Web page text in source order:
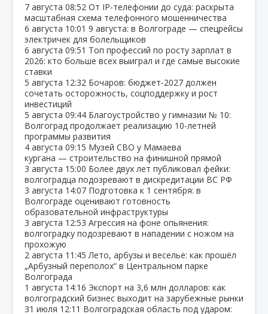
7 августа 08:52 От IP‑телефонии до суда: раскрыта
масштабная схема телефонного мошенничества
6 августа 10:01 9 августа: в Волгограде — спецрейсы
электричек для болельщиков
6 августа 09:51 Топ профессий по росту зарплат в
2026: кто больше всех выиграл и где самые высокие
ставки
5 августа 12:32 Бочаров: бюджет‑2027 должен
сочетать осторожность, соцподдержку и рост
инвестиций
5 августа 09:44 Благоустройство у гимназии № 10:
Волгоград продолжает реализацию 10‑летней
программы развития
4 августа 09:15 Музей СВО у Мамаева
кургана — строительство на финишной прямой
3 августа 15:00 Более двух лет публиковал фейки:
волгоградца подозревают в дискредитации ВС РФ
3 августа 14:07 Подготовка к 1 сентября: в
Волгограде оценивают готовность
образовательной инфраструктуры
3 августа 12:53 Агрессия на фоне опьянения:
волгоградку подозревают в нападении с ножом на
прохожую
2 августа 11:45 Лето, арбузы и веселье: как прошёл
„Арбузный переполох“ в Центральном парке
Волгограда
1 августа 14:16 Экспорт на 3,6 млн долларов: как
волгоградский бизнес выходит на зарубежные рынки
31 июля 12:11 Волгоградская область под ударом: